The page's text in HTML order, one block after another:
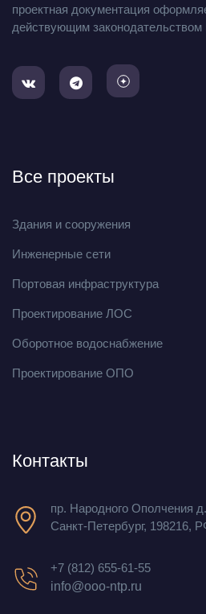
проектная документация
действующим
Все проекты
Здания и сооружения
Инженерные сети
Портовая инфраструктура
Проектирование ЛОС
Оборотное водоснабжение
Проектирование ОПО
Контакты
пр. Народного Ополчения
Санкт-Петербург, 198216,
+7 (812) 655-61-55
info@ooo-ntp.ru